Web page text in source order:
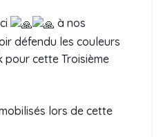
à nos
défendu les couleurs
pour cette Troisième
lors de cette